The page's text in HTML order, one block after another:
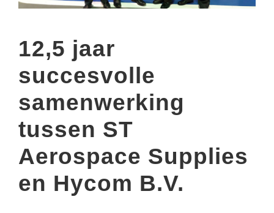
12,5 jaar
succesvolle
samenwerking
tussen ST
Aerospace Supplies
en Hycom B.V.